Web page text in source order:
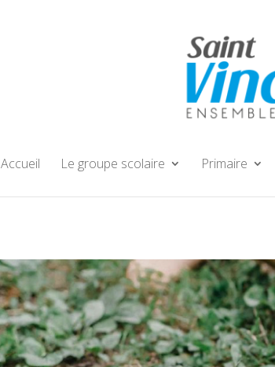
Accueil Le groupe scolaire Primaire